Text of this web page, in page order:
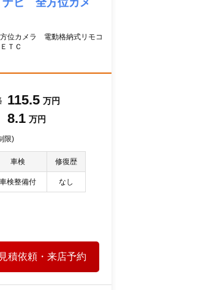
ビ 全方位カメ
位カメラ 電動格納式リモコ
ＴＣ
115.5 万円
8.1 万円
限)
車検 修復歴
車検整備付 なし
見積依頼・ 来店予約